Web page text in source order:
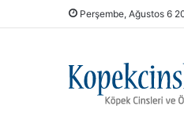
Perşembe, Ağustos 6